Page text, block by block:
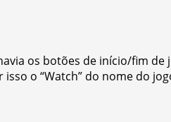
os botões de início/fim
o “Watch” do nome do